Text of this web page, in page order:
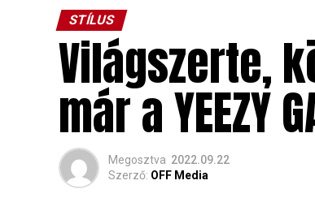
STÍLUS
Világszerte,
már a YEEZY
Megosztva 2022.09.22
Szerző: OFF Media